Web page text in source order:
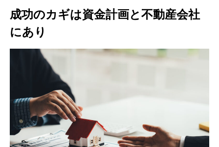
成功のカギは資金計画と不動産会社
にあり